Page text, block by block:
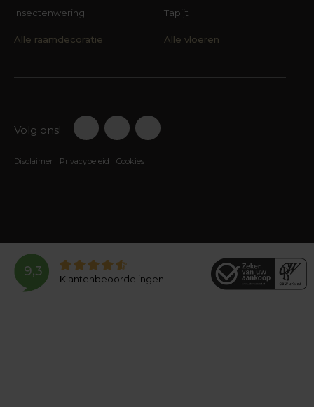
Insectenwering
Alle raamdecoratie
Tapijt
Alle vloeren
Volg ons!
Disclaimer Privacybeleid Cookies
9,3
Klantenbeoordelingen